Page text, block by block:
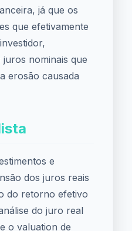
já que os
que efetivamente
nominais que
erosão causada
e
dos juros reais
do retorno efetivo
do juro real
o valuation de